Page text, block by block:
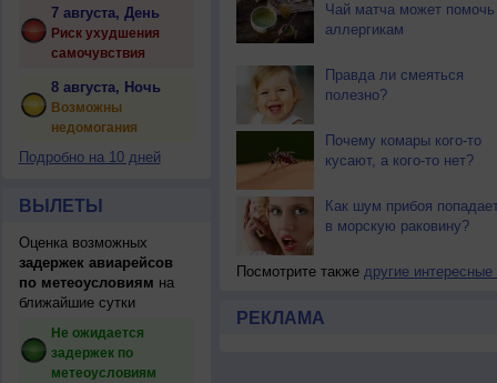
7 августа, День
Риск ухудшения
самочувствия
8 августа, Ночь
Возможны
недомогания
Подробно на 10 дней
ВЫЛЕТЫ
Оценка возможных
задержек авиарейсов
по метеоусловиям на
ближайшие сутки
Не ожидается
задержек по
метеоусловиям
Чай матча может помочь
аллергикам
Правда ли смеяться
полезно?
Почему комары кого-то
кусают, а кого-то нет?
Как шум прибоя
в морскую раковину?
Посмотрите также другие интересные
РЕКЛАМА